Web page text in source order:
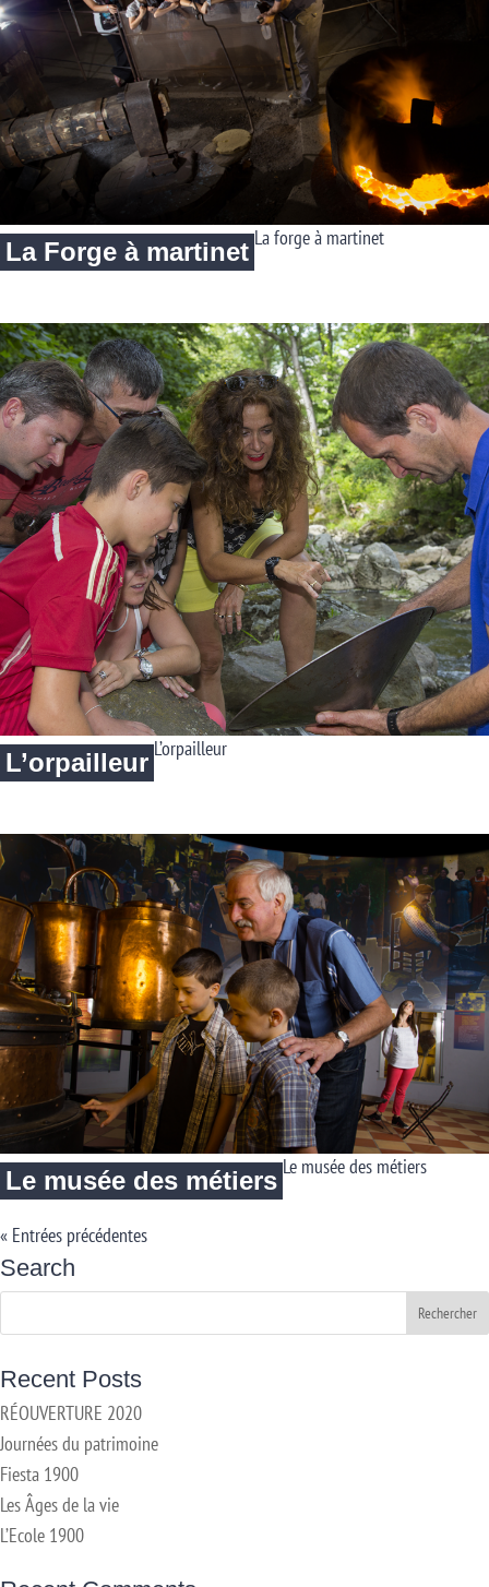
La Forge à martinet La forge à martinet
L’orpailleur L’orpailleur
Le musée des métiers Le musée des métiers
« Entrées précédentes
Search
Recent Posts
RÉOUVERTURE 2020
Journées du patrimoine
Fiesta 1900
Les Âges de la vie
L’Ecole 1900